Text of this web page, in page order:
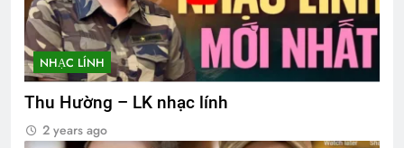
NHẠC LÍNH
Thu Hường – LK nhạc lính
2 years ago